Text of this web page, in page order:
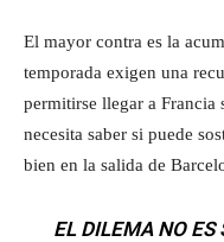
El mayor contra es la
temporada exigen una
permitirse llegar a
necesita saber si puede
bien en la salida de
EL DILEMA NO ES